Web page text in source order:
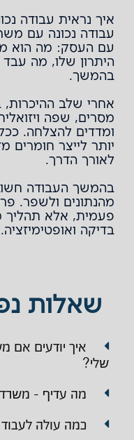
איך נראית עבודה
עבודה נכונה עם
עם העסק: מה הוא
היתרון שלו, מה עבד
בהמשך.
אחרי שלב ההיכרות,
מסרים, שפה
ומדדים להצלחה.
יותר לייצר חומרים
לאורך הדרך.
בהמשך העבודה
מהנתונים ולשפר.
פעמית, אלא תהליך
בדיקה ואופטימיזציה.
שאלות
איך יודעים
שלי?
מה עדיף -
כמה עולה